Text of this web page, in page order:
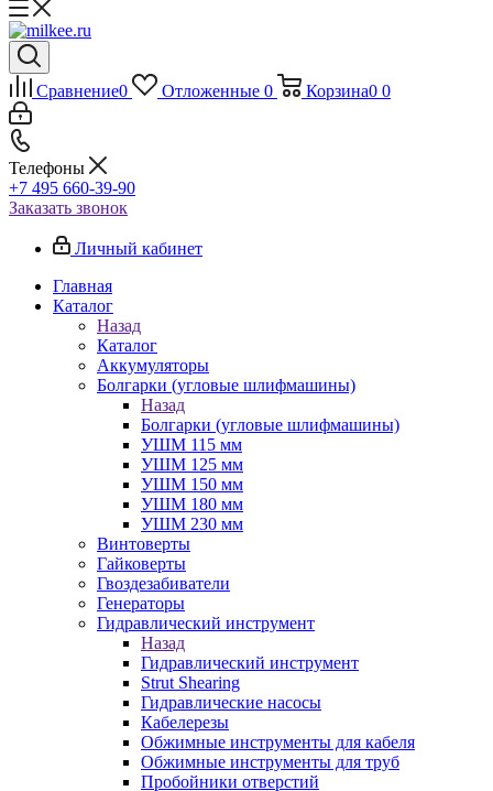
Сравнение0 Отложенные 0 Корзина0 0
Телефоны
+7 495 660-39-90
Заказать звонок
Личный кабинет
Главная
Каталог
Назад
Каталог
Аккумуляторы
Болгарки (угловые шлифмашины)
Назад
Болгарки (угловые шлифмашины)
УШМ 115 мм
УШМ 125 мм
УШМ 150 мм
УШМ 180 мм
УШМ 230 мм
Винтоверты
Гайковерты
Гвоздезабиватели
Генераторы
Гидравлический инструмент
Назад
Гидравлический инструмент
Strut Shearing
Гидравлические насосы
Кабелерезы
Обжимные инструменты для кабеля
Обжимные инструменты для труб
Пробойники отверстий